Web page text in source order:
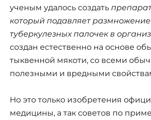
ученым удалось создать
который подавляет размножение
туберкулезных палочек в
создан естественно на основе
тыквенной мякоти, со всеми
полезными и вредными
Но это только изобретения
медицины, а так советов по